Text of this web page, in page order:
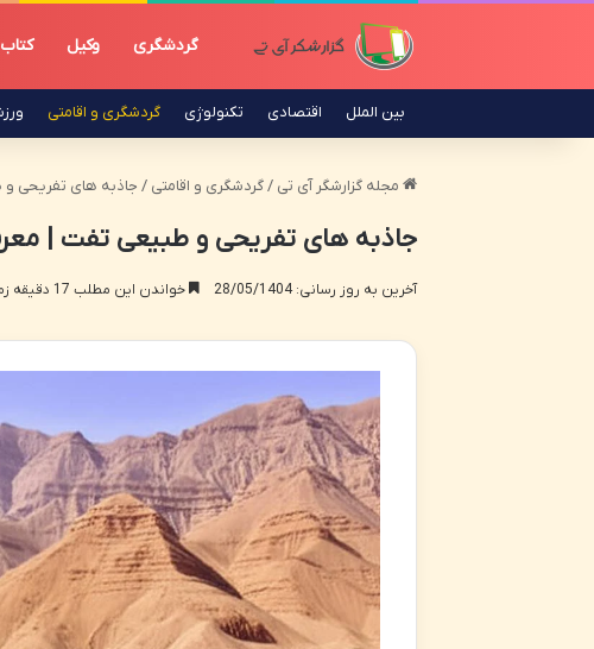
گردشگری وکیل کتاب
بین الملل اقتصادی تکنولوژی گردشگری و اقامتی
مجله گزارشگر آی تی / گردشگری و اقامتی / جاذبه های تفریحی
جاذبه های تفریحی و طبیعی تفت |
آخرین به روز رسانی: 28/05/1404 خواندن این مطلب 17 دقیقه زمان میبرد